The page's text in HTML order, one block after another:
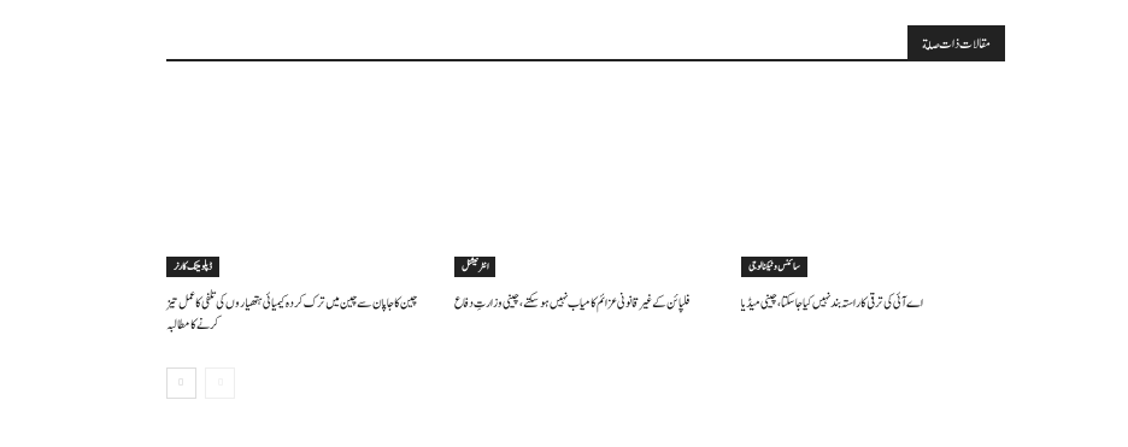
مقالات ذات صلة
سائنس وٹیکنالوجی
اے آئی کی ترقی کا راستہ بند نہیں کیا جا سکتا، چینی میڈیا
انٹرنیشنل
فلپائن کے غیر قانونی عزائم کامیاب نہیں ہو سکتے ، چینی وزارتِ دفاع
ڈپلومیٹک کارنر
چین کا جاپان سے چین میں ترک کردہ کیمیائی ہتھیاروں کی تلفی کا عمل تیز
کرنے کا مطالبہ